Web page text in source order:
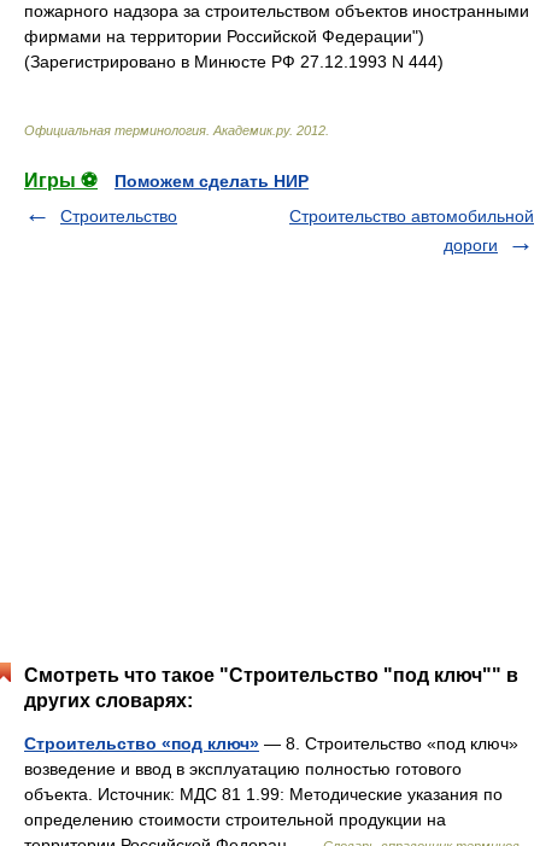
пожарного надзора за строительством объектов иностранными
фирмами на территории Российской Федерации")
(Зарегистрировано в Минюсте РФ 27.12.1993 N 444)
Официальная терминология Академик.ру. 2012
Игры ⚽
Поможем сделать НИР
Строительство
Строительство автомобильной
дороги
Смотреть что такое "Строительство "под ключ"" в
других словарях:
Строительство «под ключ» — 8. Строительство «под ключ»
возведение и ввод в эксплуатацию полностью готового
объекта. Источник: МДС 81 1.99: Методические указания по
определению стоимости строительной продукции на